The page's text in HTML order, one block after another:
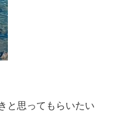
と思ってもらいたい